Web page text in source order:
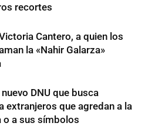
recortes
Cantero, a quien los
la «Nahir Galarza»
DNU que busca
extranjeros que agredan a la
o a sus símbolos